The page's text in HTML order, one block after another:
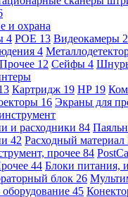
и охрана
4 POE 13 Видеокамеры
4
Прочее 12 Сейфы 4
Картридж 19 HP 19
16 Экраны для
и расходники 84
42 Расходный материал
прочее 84
44 Блоки питания,
блок 26
оборудование 45